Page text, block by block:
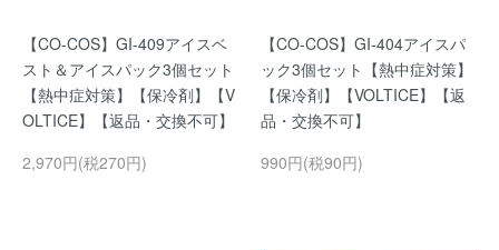
【CO-COS】GI-409アイスベ
スト＆アイスパック3個セット
【熱中症対策】【保冷剤】【V
OLTICE】【返品・交換不可】
2,970円(税270円)
【CO-COS】GI-404アイスパ
ック3個セット【熱中症対策】
【保冷剤】【VOLTICE】【返
品・交換不可】
990円(税90円)